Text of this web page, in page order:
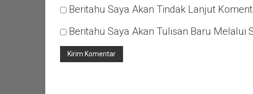
Beritahu Saya Akan Tindak Lanjut
Beritahu Saya Akan Tulisan Baru Melalui